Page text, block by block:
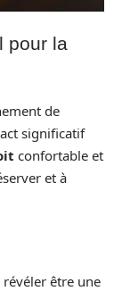
pour la
de
significatif
confortable et
et à
être une